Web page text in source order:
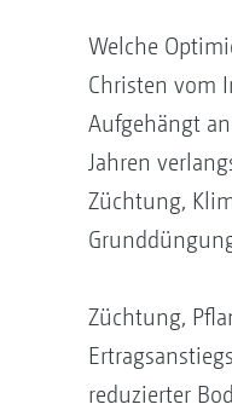
Welche
Christen vom
Aufgehängt
Jahren
Züchtung,
Züchtung,
reduzierter